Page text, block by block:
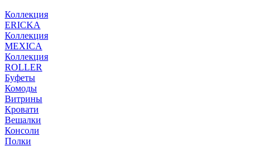
Коллекция
ERICKA
Коллекция
MEXICA
Коллекция
ROLLER
Буфеты
Комоды
Витрины
Кровати
Вешалки
Консоли
Полки